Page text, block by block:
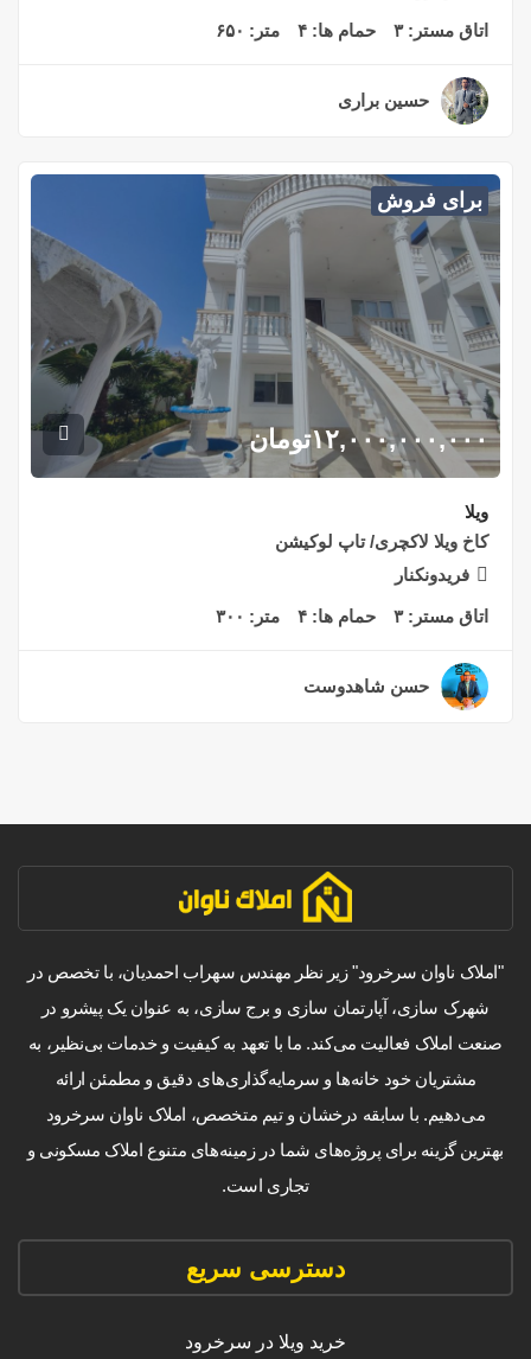
اتاق مستر:۳ حمام ها: ۴ متر: ۶۵۰
حسین براری
برای فروش
۱۲,۰۰۰,۰۰۰,۰۰۰تومان
ویلا
کاخ ویلا لاکچری/ تاپ لوکیشن
فریدونکنار
اتاق مستر:۳ حمام ها: ۴ متر: ۳۰۰
حسن شاهدوست
"املاک ناوان سرخرود" زیر نظر مهندس سهراب احمدیان، با تخصص در
شهرک سازی، آپارتمان سازی و برج سازی، به عنوان یک پیشرو در
صنعت املاک فعالیت می‌کند. ما با تعهد به کیفیت و خدمات بی‌نظیر، به
مشتریان خود خانه‌ها و سرمایه‌گذاری‌های دقیق و مطمئن ارائه
می‌دهیم. با سابقه درخشان و تیم متخصص، املاک ناوان سرخرود
بهترین گزینه برای پروژه‌های شما در زمینه‌های متنوع املاک مسکونی و
تجاری است.
دسترسی سریع
خرید ویلا در سرخرود